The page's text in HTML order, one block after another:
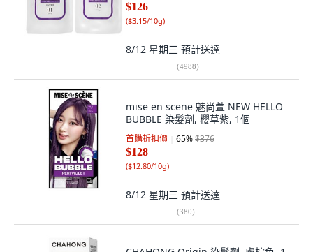
$126
($3.15/10g)
8/12 星期三 預計送達
(4988)
mise en scene 魅尚萱 NEW HELLO
BUBBLE 染髮劑, 櫻草紫, 1個
首購折扣價 65%$376
$128
($12.80/10g)
8/12 星期三 預計送達
(380)